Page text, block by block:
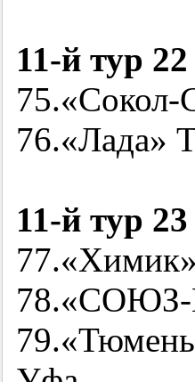
11-йтур
75.«Сокол-
76.«Лада»
11-йтур
78.«СОЮЗ-